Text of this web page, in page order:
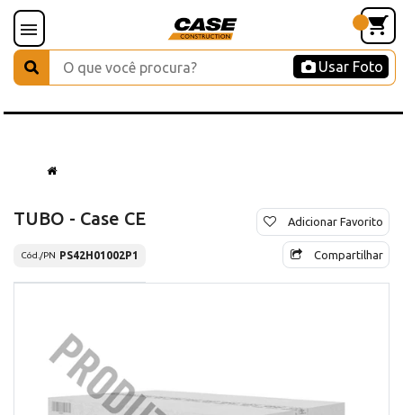
Usar Foto
TUBO - Case CE
Cód./PN PS42H01002P1
Adicionar Favorito
Compartilhar